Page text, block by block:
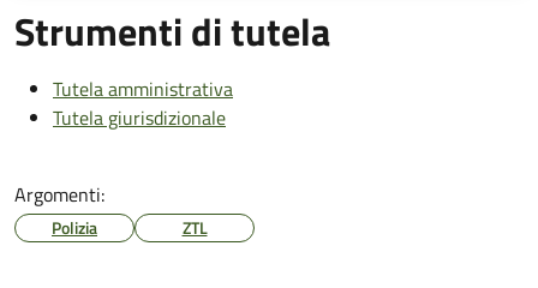
Strumenti di tutela
Tutela amministrativa
Tutela giurisdizionale
Argomenti:
Polizia ZTL